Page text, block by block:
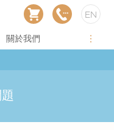
EN
關於我們